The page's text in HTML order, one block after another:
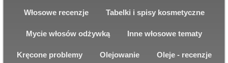
Włosowe recenzje Tabelki i spisy kosmetyczne
Mycie włosów odżywką Inne włosowe tematy
Kręcone problemy Olejowanie Oleje - recenzje